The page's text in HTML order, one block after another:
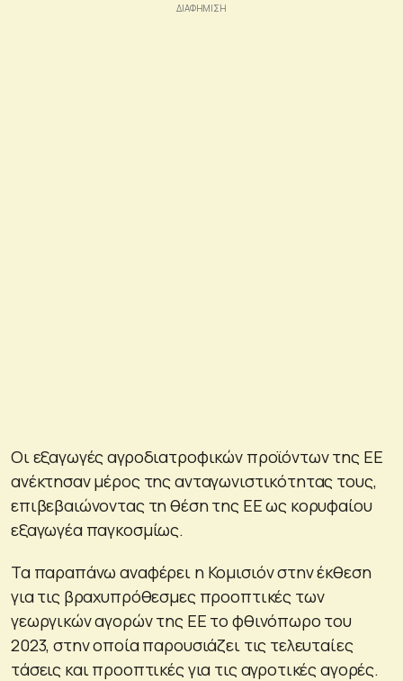
Οι εξαγωγές αγροδιατροφικών προϊόντων της ΕΕ
ανέκτησαν μέρος της ανταγωνιστικότητας τους,
επιβεβαιώνοντας τη θέση της ΕΕ ως κορυφαίου
εξαγωγέα παγκοσμίως.
Τα παραπάνω αναφέρει η Κομισιόν στην έκθεση
για τις βραχυπρόθεσμες προοπτικές των
γεωργικών αγορών της ΕΕ το φθινόπωρο του
2023, στην οποία παρουσιάζει τις τελευταίες
τάσεις και προοπτικές για τις αγροτικές αγορές.